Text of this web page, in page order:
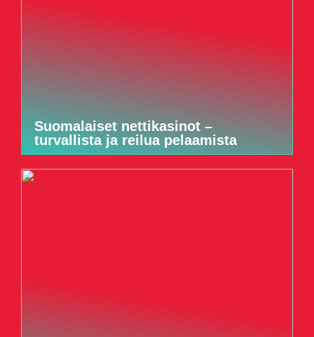
Suomalaiset nettikasinot –
turvallista ja reilua pelaamista